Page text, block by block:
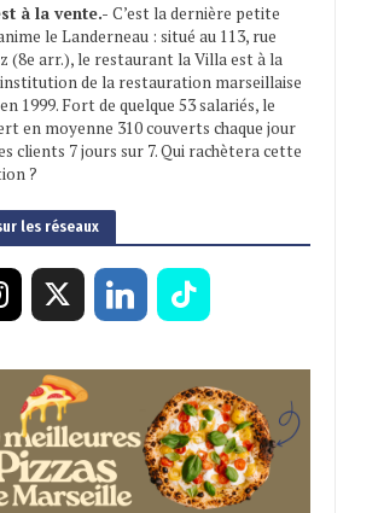
à la vente.- C’est la dernière petite
le Landerneau : situé au 113, rue
(8e arr.), le restaurant la Villa est à la
de la restauration marseillaise
1999. Fort de quelque 53 salariés, le
en moyenne 310 couverts chaque jour
clients 7 jours sur 7. Qui rachètera cette
?
les réseaux